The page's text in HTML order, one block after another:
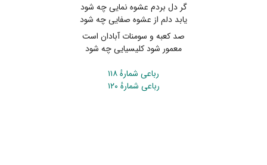
گر دل بردم عشوه نمایی چه شود
یابد دلم از عشوه صفایی چه شود
صد کعبه و سومنات آبادان است
معمور شود کلیسیایی چه شود
رباعی شمارهٔ ۱۱۸
رباعی شمارهٔ ۱۲۰